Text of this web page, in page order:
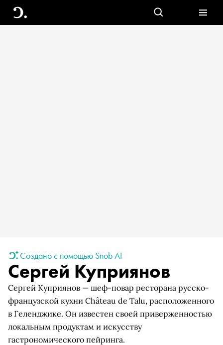
Создано с помощью Snob AI
Сергей Куприянов
Сергей Куприянов — шеф-повар ресторана русско-
французской кухни Château de Talu, расположенного
в Геленджике. Он известен своей приверженностью
локальным продуктам и искусству
гастрономического пейринга.